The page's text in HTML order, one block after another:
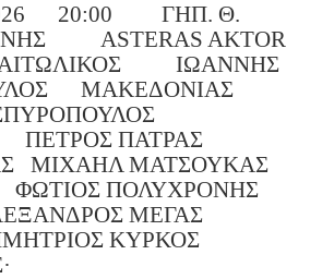
20:00
ΓΗΠ. Θ.
ASTERAS AKTOR
ΙΩΑΝΝΗΣ
ΜΑΚΕΔΟΝΙΑΣ
ΠΕΤΡΟΣ ΠΑΤΡΑΣ
ΜΙΧΑΗΛ ΜΑΤΣΟΥΚΑΣ
ΦΩΤΙΟΣ ΠΟΛΥΧΡΟΝΗΣ
ΜΕΓΑΣ
ΚΥΡΚΟΣ